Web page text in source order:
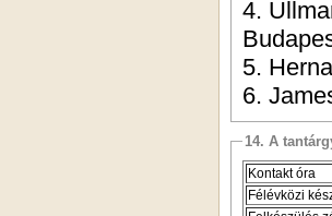
4.
5.
6.
14. A
Kontakt óra
Félévközi